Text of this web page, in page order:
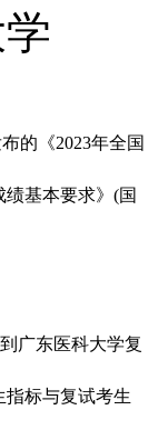
的《2023年全国
基本要求》(国
广东医科大学复
指标与复试考生